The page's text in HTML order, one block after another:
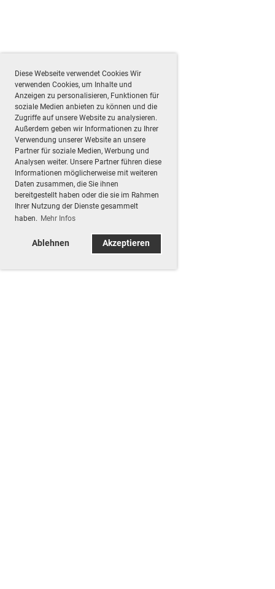
Diese Webseite verwendet Cookies Wir
verwenden Cookies, um Inhalte und
Anzeigen zu personalisieren, Funktionen für
soziale Medien anbieten zu können und die
Zugriffe auf unsere Website zu analysieren.
Außerdem geben wir Informationen zu Ihrer
Verwendung unserer Website an unsere
Partner für soziale Medien, Werbung und
Analysen weiter. Unsere Partner führen diese
Informationen möglicherweise mit weiteren
Daten zusammen, die Sie ihnen
bereitgestellt haben oder die sie im Rahmen
Ihrer Nutzung der Dienste gesammelt
haben. Mehr Infos
Ablehnen Akzeptieren